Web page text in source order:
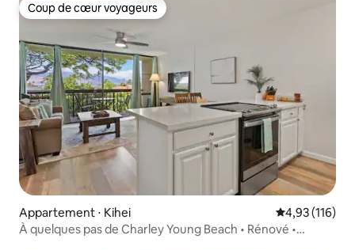
Coup de cœur voyageurs
Coup de cœur voyageurs
Appartement ⋅ Kihei Évaluation
4,93 (116)
À quelques pas de Charley Young Beach • Rénové •